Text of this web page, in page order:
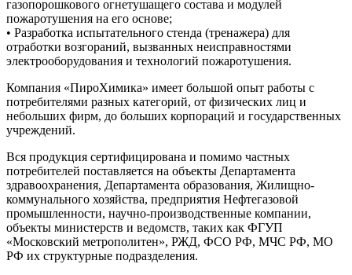
газопорошкового огнетушащего состава и модулей
пожаротушения на его основе;
• Разработка испытательного стенда (тренажера) для
отработки возгораний, вызванных неисправностями
электрооборудования и технологий пожаротушения.
Компания «ПироХимика» имеет большой опыт работы с
потребителями разных категорий, от физических лиц и
небольших фирм, до больших корпораций и государственных
учреждений.
Вся продукция сертифицирована и помимо частных
потребителей поставляется на объекты Департамента
здравоохранения, Департамента образования, Жилищно-
коммунального хозяйства, предприятия Нефтегазовой
промышленности, научно-производственные компании,
объекты министерств и ведомств, таких как ФГУП
«Московский метрополитен», РЖД, ФСО РФ, МЧС РФ, МО
РФ их структурные подразделения.